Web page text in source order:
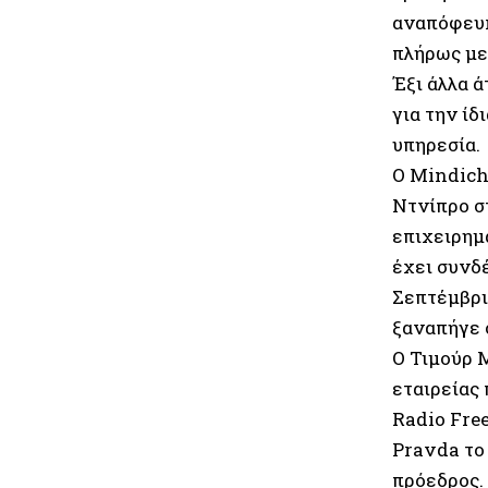
πλήρως
Έξι άλλα
για την
υπηρεσία.
Ο Mindich
Ντνίπρο
έχει
ξαναπήγε
Ο Τιμούρ
Radio
Pravda το
πρόεδρος.